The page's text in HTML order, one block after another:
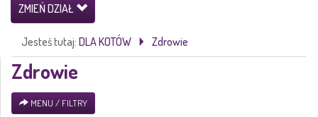
ZMIEŃ DZIAŁ
Jesteś tutaj: DLA KOTÓW Zdrowie
Zdrowie
MENU / FILTRY